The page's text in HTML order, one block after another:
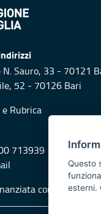
N. Sauro, 33 - 70121
52 - 70126 Bari
e Rubrica
713939
con risorse
Questo
esterni.